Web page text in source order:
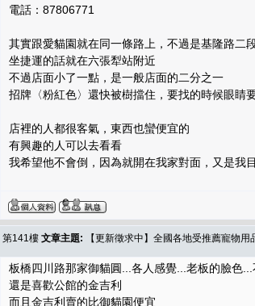
電話：87806771
其實跟愛貓園就在同一條路上，不過是基隆路二
坐捷運的話就在六張犁站附近
不過店面小了一點，是一般店面的二分之一
招牌〈粉紅色〉還快被樹擋住，要找的時候眼睛
店裡的人都很客氣，東西也蠻便宜的
有興趣的人可以去看看
我希望他不會倒，因為就開在我家對面，又是我
第141樓 文章主題: 【更新徵求中】全國各地受推薦寵物
板橋四川路那家御貓圓...各人感覺...老板的臉色...
還是喜歡公館的金吉利
而且金吉利賣的比御貓園便宜